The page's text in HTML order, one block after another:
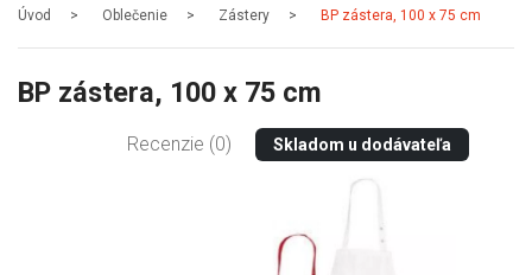
Úvod Oblečenie Zástery BP zástera, 100 x 75 cm
BP zástera, 100 x 75 cm
Recenzie (0) Skladom u dodávateľa